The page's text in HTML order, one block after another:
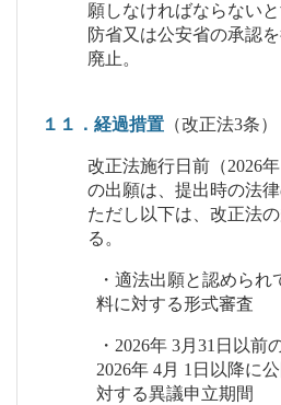
願しなければならない
防省又は公安省の承認
廃止。
１１．経過措置（改正法3条）
改正法施行日前（2026年
の出願は、提出時の法律
ただし以下は、改正法
る。
・適法出願と認められ
料に対する形式審査
・2026年 3月31日以前
2026年 4月 1日以降に
対する異議申立期間